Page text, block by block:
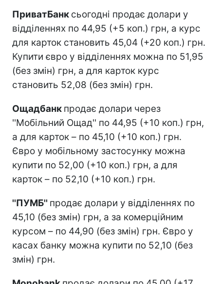
ПриватБанк сьогодні продає долари у
відділеннях по 44,95 (+5 коп.) грн, а курс
для карток становить 45,04 (+20 коп.) грн.
Купити євро у відділеннях можна по 51,95
(без змін) грн, а для карток курс
становить 52,08 (без змін) грн.
Ощадбанк продає долари через
''Мобільний Ощад'' по 44,95 (+10 коп.) грн,
а для карток – по 45,10 (+10 коп.) грн.
Євро у мобільному застосунку можна
купити по 52,00 (+10 коп.) грн, а для
карток – по 52,10 (+10 коп.) грн.
''ПУМБ'' продає долари у відділеннях по
45,10 (без змін) грн, а за комерційним
курсом – по 44,90 (без змін) грн. Євро у
касах банку можна купити по 52,10 (без
змін) грн.